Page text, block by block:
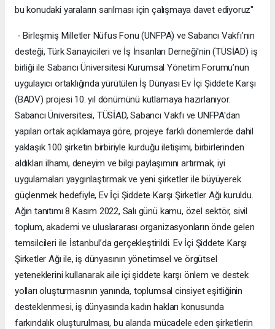
bu konudaki yaraların sarılması için çalışmaya davet ediyoruz"
- Birleşmiş Milletler Nüfus Fonu (UNFPA) ve Sabancı Vakfı’nın
desteği, Türk Sanayicileri ve İş İnsanları Derneği'nin (TÜSİAD) iş
birliği ile Sabancı Üniversitesi Kurumsal Yönetim Forumu’nun
uygulayıcı ortaklığında yürütülen İş Dünyası Ev İçi Şiddete Karşı
(BADV) projesi 10. yıl dönümünü kutlamaya hazırlanıyor.
Sabancı Üniversitesi, TÜSİAD, Sabancı Vakfı ve UNFPA'dan
yapılan ortak açıklamaya göre, projeye farklı dönemlerde dahil
yaklaşık 100 şirketin birbiriyle kurduğu iletişimi, birbirlerinden
aldıkları ilhamı, deneyim ve bilgi paylaşımını artırmak, iyi
uygulamaları yaygınlaştırmak ve yeni şirketler ile büyüyerek
güçlenmek hedefiyle, Ev İçi Şiddete Karşı Şirketler Ağı kuruldu.
Ağın tanıtımı 8 Kasım 2022, Salı günü kamu, özel sektör, sivil
toplum, akademi ve uluslararası organizasyonların önde gelen
temsilcileri ile İstanbul’da gerçekleştirildi. Ev İçi Şiddete Karşı
Şirketler Ağı ile, iş dünyasının yönetimsel ve örgütsel
yeteneklerini kullanarak aile içi şiddete karşı önlem ve destek
yolları oluşturmasının yanında, toplumsal cinsiyet eşitliğinin
desteklenmesi, iş dünyasında kadın hakları konusunda
farkındalık oluşturulması, bu alanda mücadele eden şirketlerin